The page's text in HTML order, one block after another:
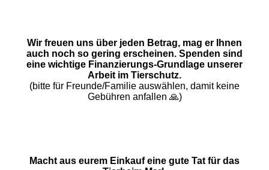
Wir freuen uns über jeden Betrag, mag er Ihnen
auch noch so gering erscheinen. Spenden sind
eine wichtige Finanzierungs-Grundlage unserer
Arbeit im Tierschutz.
(bitte für Freunde/Familie auswählen, damit keine
Gebühren anfallen 🙏)
Macht aus eurem Einkauf eine gute Tat für das